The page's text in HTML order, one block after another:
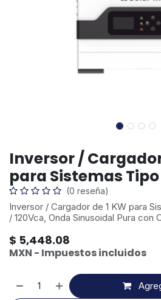
Inversor / Cargador
para Sistemas Tipo
(0 reseña)
Inversor / Cargador de 1 KW para
/ 120Vca, Onda Sinusoidal Pura con
$ 5,448.08
MXN - Impuestos incluidos